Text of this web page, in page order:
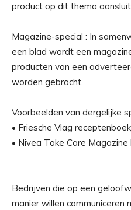
product op dit thema
Magazine-special : In
een blad wordt een
producten van een
worden gebracht.
Voorbeelden van dergelijke
• Friesche Vlag
• Nivea Take Care
Bedrijven die op een
manier willen communiceren